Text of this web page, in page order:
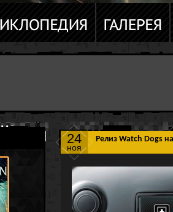
24
ноя
Релиз Watch Dogs